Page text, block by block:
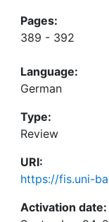
Pages:
389 - 392
Language:
German
Type:
Review
URI:
https://fis.uni-
Activation date: